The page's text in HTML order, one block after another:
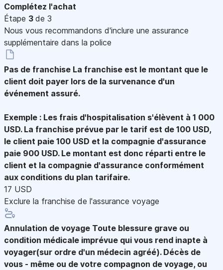
Complétez l'achat
Étape 3 de 3
Nous vous recommandons d'inclure une assurance
supplémentaire dans la police
Pas de franchise La franchise est le montant que le
client doit payer lors de la survenance d'un
événement assuré.
Exemple : Les frais d'hospitalisation s'élèvent à 1 000
USD. La franchise prévue par le tarif est de 100 USD,
le client paie 100 USD et la compagnie d'assurance
paie 900 USD. Le montant est donc réparti entre le
client et la compagnie d'assurance conformément
aux conditions du plan tarifaire.
17 USD
Exclure la franchise de l'assurance voyage
Annulation de voyage Toute blessure grave ou
condition médicale imprévue qui vous rend inapte à
voyager(sur ordre d'un médecin agréé). Décès de
vous - même ou de votre compagnon de voyage, ou